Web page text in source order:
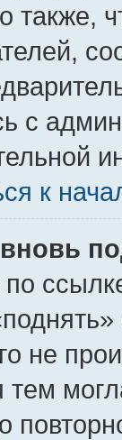
также,
с
к
не
тем